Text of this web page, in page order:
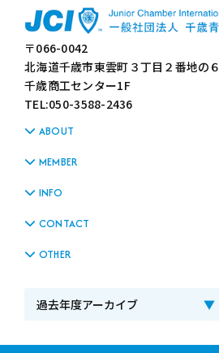
〒066-0042
北海道千歳市東雲町３丁目２番地の６
千歳商工センター1F
TEL:050-3588-2436
ABOUT
MEMBER
INFO
CONTACT
OTHER